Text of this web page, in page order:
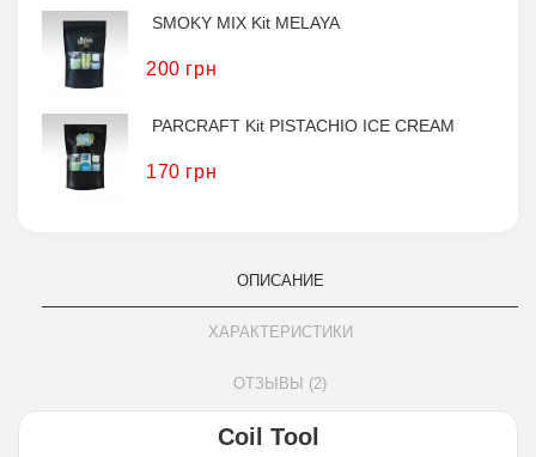
SMOKY MIX Kit MELAYA
200 грн
PARCRAFT Kit PISTACHIO ICE CREAM
170 грн
ОПИСАНИЕ
ХАРАКТЕРИСТИКИ
ОТЗЫВЫ (2)
Coil Tool